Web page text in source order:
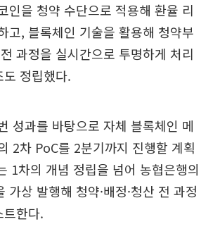
인을 청약 수단으로 적용해 환율 리
고, 블록체인 기술을 활용해 청약부
과정을 실시간으로 투명하게 처리
정립했다.
성과를 바탕으로 자체 블록체인 메
2차 PoC를 2분기까지 진행할 계획
1차의 개념 정립을 넘어 농협은행의
가상 발행해 청약·배정·청산 전 과정
한다.